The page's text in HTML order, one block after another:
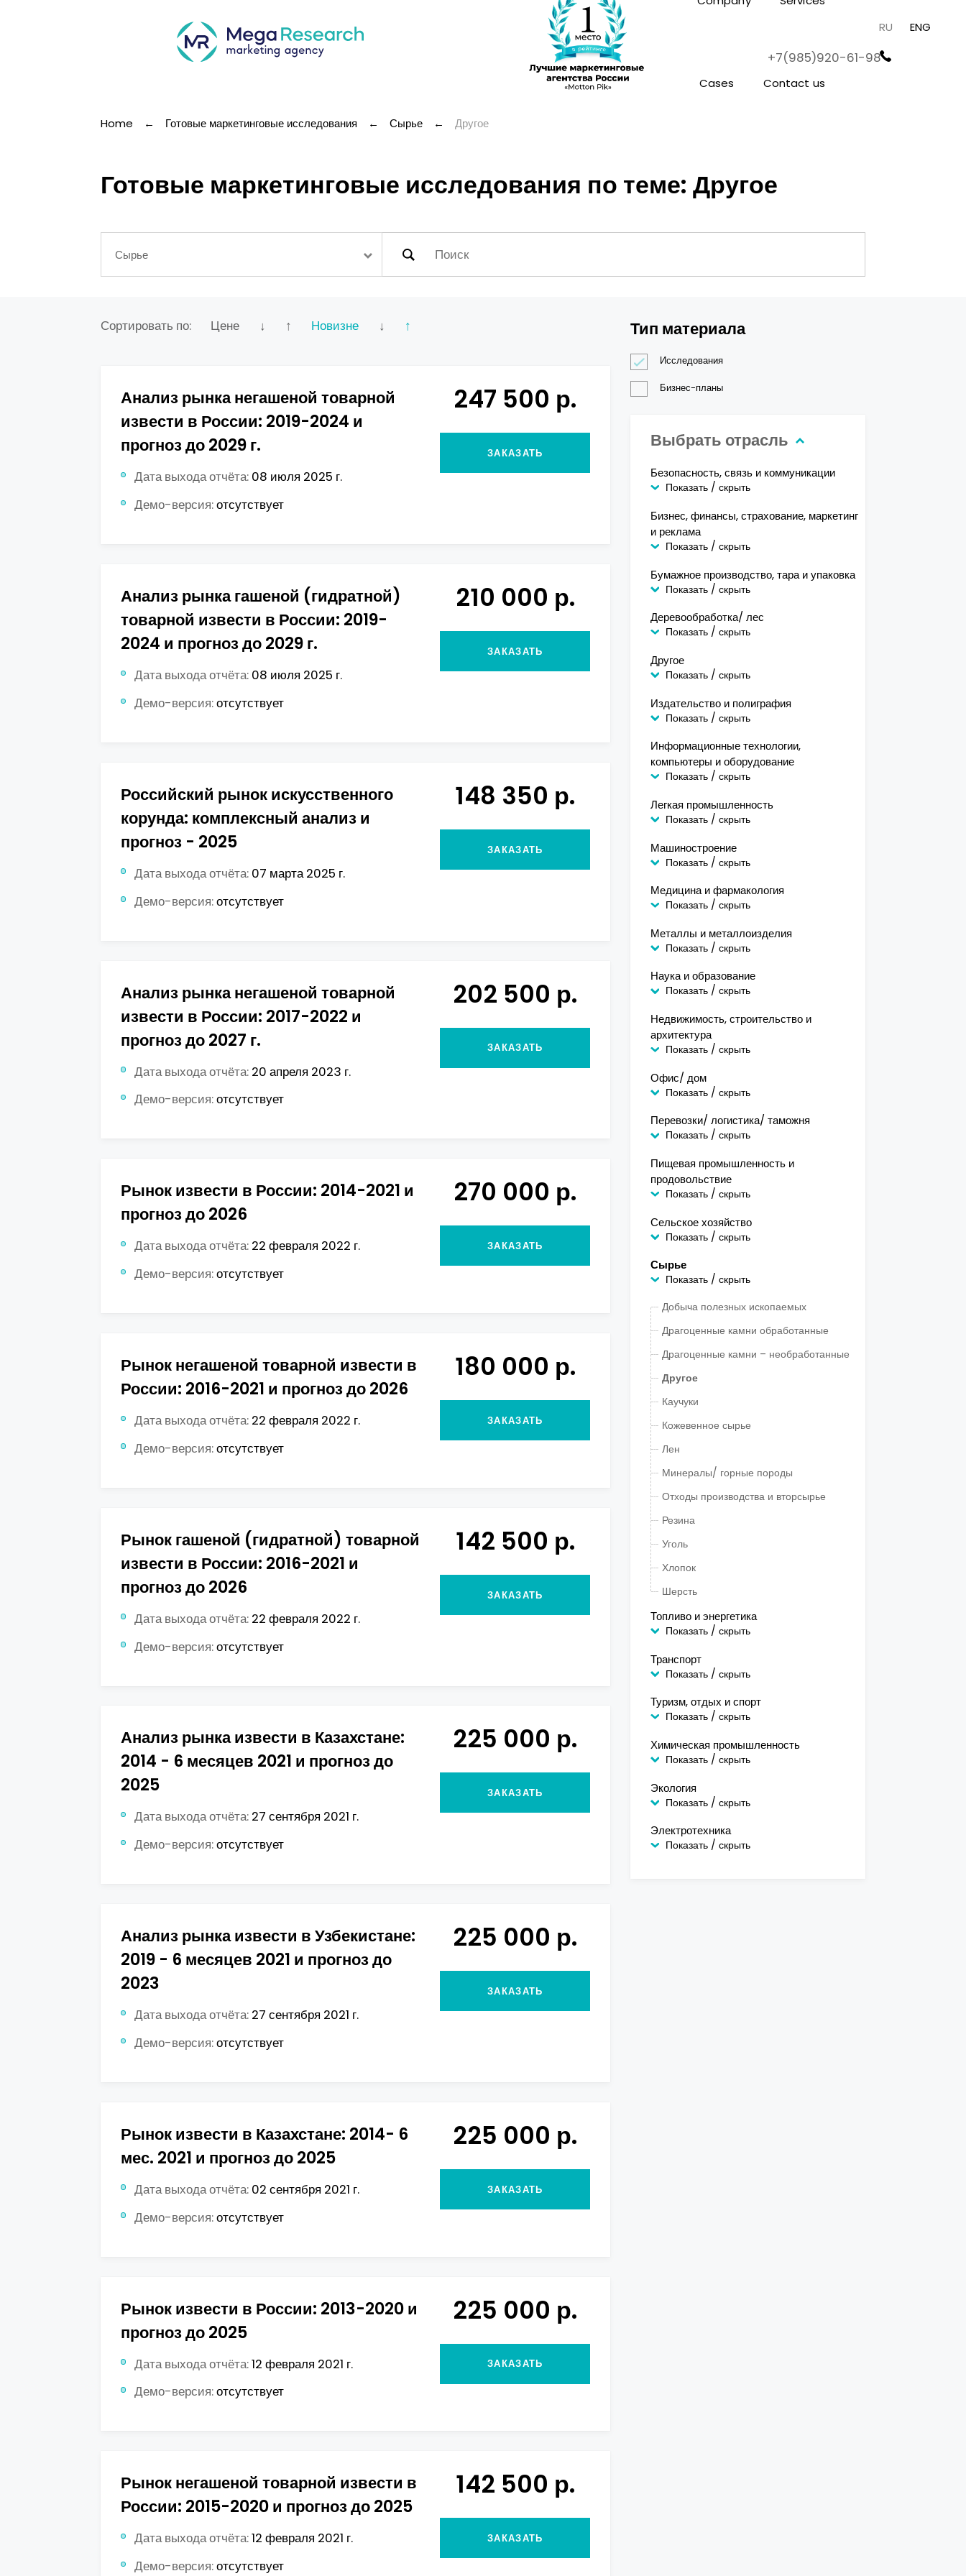
Cases Contact us
RU ENG
+7(985)920-61-98
Home ← Готовые маркетинговые исследования ← Сырье ← Другое
Готовые маркетинговые исследования по теме: Другое
Сырье
Сортировать по: Цене ↓ ↑ Новизне ↓ ↑
Анализ рынка негашеной товарной
извести в России: 2019-2024 и
прогноз до 2029 г.
Дата выхода отчёта: 08 июля 2025 г.
Демо-версия:отсутствует
247 500 р.
ЗАКАЗАТЬ
Анализ рынка гашеной (гидратной)
товарной извести в России: 2019-
2024 и прогноз до 2029 г.
Дата выхода отчёта: 08 июля 2025 г.
Демо-версия:отсутствует
210 000 р.
ЗАКАЗАТЬ
Российский рынок искусственного
корунда: комплексный анализ и
прогноз - 2025
Дата выхода отчёта: 07 марта 2025 г.
Демо-версия:отсутствует
148 350 р.
ЗАКАЗАТЬ
Анализ рынка негашеной товарной
извести в России: 2017-2022 и
прогноз до 2027 г.
Дата выхода отчёта: 20 апреля 2023 г.
Демо-версия:отсутствует
202 500 р.
ЗАКАЗАТЬ
Рынок извести в России: 2014-2021 и
прогноз до 2026
Дата выхода отчёта: 22 февраля 2022 г.
Демо-версия:отсутствует
270 000 р.
ЗАКАЗАТЬ
Рынок негашеной товарной извести в
России: 2016-2021 и прогноз до 2026
Дата выхода отчёта: 22 февраля 2022 г.
Демо-версия:отсутствует
180 000 р.
ЗАКАЗАТЬ
Рынок гашеной (гидратной) товарной
извести в России: 2016-2021 и
прогноз до 2026
Дата выхода отчёта: 22 февраля 2022 г.
Демо-версия:отсутствует
142 500 р.
ЗАКАЗАТЬ
Анализ рынка извести в Казахстане:
2014 - 6 месяцев 2021 и прогноз до
2025
Дата выхода отчёта: 27 сентября 2021 г.
Демо-версия:отсутствует
225 000 р.
ЗАКАЗАТЬ
Анализ рынка извести в Узбекистане:
2019 - 6 месяцев 2021 и прогноз до
2023
Дата выхода отчёта: 27 сентября 2021 г.
Демо-версия:отсутствует
225 000 р.
ЗАКАЗАТЬ
Рынок извести в Казахстане: 2014- 6
мес. 2021 и прогноз до 2025
Дата выхода отчёта: 02 сентября 2021 г.
Демо-версия:отсутствует
225 000 р.
ЗАКАЗАТЬ
Рынок извести в России: 2013-2020 и
прогноз до 2025
Дата выхода отчёта:12 февраля 2021 г.
Демо-версия:отсутствует
225 000 р.
ЗАКАЗАТЬ
Рынок негашеной товарной извести в
России: 2015-2020 и прогноз до 2025
Дата выхода отчёта:12 февраля 2021 г.
Демо-версия:отсутствует
142 500 р.
ЗАКАЗАТЬ
Тип материала
Исследования
Бизнес-планы
Выбрать отрасль
Безопасность, связь и коммуникации
Показать / скрыть
Бизнес, финансы, страхование, маркетинг
и реклама
Показать / скрыть
Бумажное производство, тара и упаковка
Показать / скрыть
Деревообработка/ лес
Показать / скрыть
Другое
Показать / скрыть
Издательство и полиграфия
Показать / скрыть
Информационные технологии,
компьютеры и оборудование
Показать / скрыть
Легкая промышленность
Показать / скрыть
Машиностроение
Показать / скрыть
Медицина и фармакология
Показать / скрыть
Металлы и металлоизделия
Показать / скрыть
Наука и образование
Показать / скрыть
Недвижимость, строительство и
архитектура
Показать / скрыть
Офис/ дом
Показать / скрыть
Перевозки/ логистика/ таможня
Показать / скрыть
Пищевая промышленность и
продовольствие
Показать / скрыть
Сельское хозяйство
Показать / скрыть
Сырье
Показать / скрыть
Добыча полезных ископаемых
Драгоценные камни обработанные
Драгоценные камни – необработанные
Другое
Каучуки
Кожевенное сырье
Лен
Минералы/ горные породы
Отходы производства и вторсырье
Резина
Уголь
Хлопок
Шерсть
Топливо и энергетика
Показать / скрыть
Транспорт
Показать / скрыть
Туризм, отдых и спорт
Показать / скрыть
Химическая промышленность
Показать / скрыть
Экология
Показать / скрыть
Электротехника
Показать / скрыть